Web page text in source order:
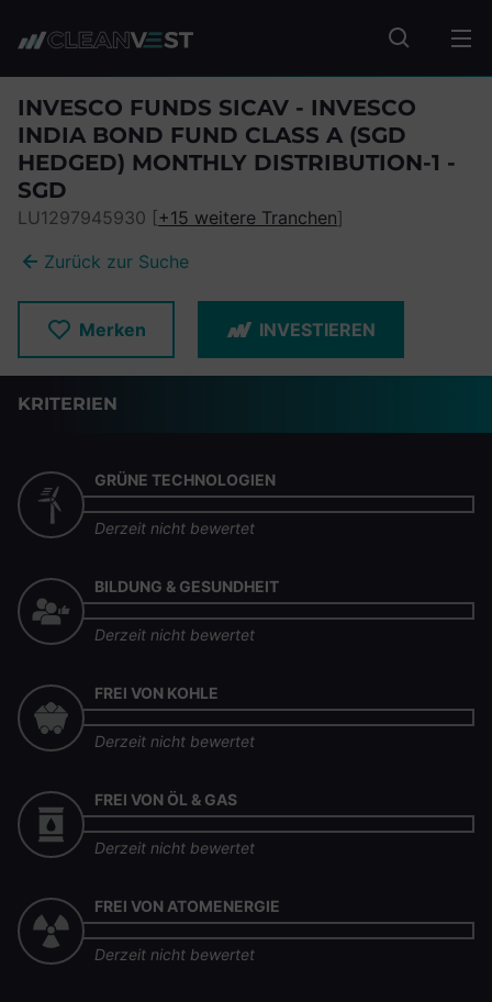
Fonds
INVESCO FUNDS SICAV - INVESCO
INDIA BOND FUND CLASS A (SGD
HEDGED) MONTHLY DISTRIBUTION-1 -
SGD
LU1297945930 [+15 weitere Tranchen]
Zurück zur Suche
Merken INVESTIEREN
KRITERIEN
GRÜNE TECHNOLOGIEN
Derzeit nicht bewertet
BILDUNG & GESUNDHEIT
Derzeit nicht bewertet
FREI VON KOHLE
Derzeit nicht bewertet
FREI VON ÖL & GAS
Derzeit nicht bewertet
FREI VON ATOMENERGIE
Derzeit nicht bewertet